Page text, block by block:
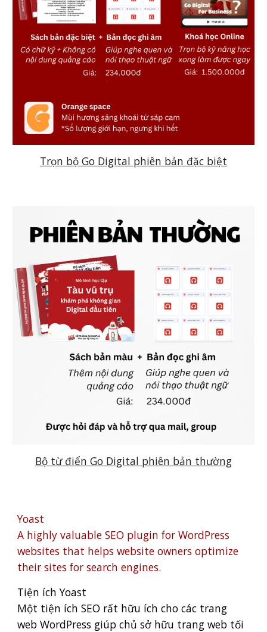
Trọn bộ Go Digital phiên bản đặc biệt
Bộ từ điển Go Digital phiên bản thường
Yoast
A highly valuable SEO plugin for WordPress
websites that helps website owners optimize
their sites for search engines.
Tiện ích Yoast
Một tiện ích SEO rất hữu ích cho các trang
web WordPress giúp chủ sở hữu trang web tối